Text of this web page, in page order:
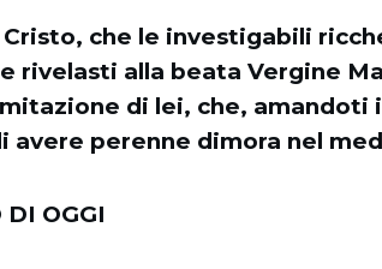
Cristo, che le investigabili
rivelasti alla beata Vergine
di lei, che,
avere perenne dimora nel
DI OGGI